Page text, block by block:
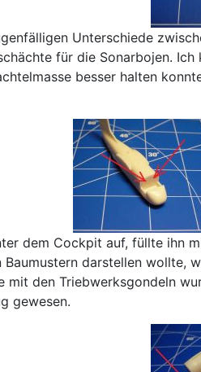
Unterschiede
für die Sonarbojen.
besser halten
dem Cockpit auf, füllte ihn
Baumustern darstellen wollte,
den Triebwerksgondeln
gewesen.